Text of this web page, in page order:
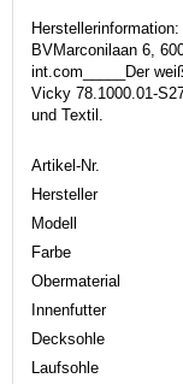
BVMarconilaan 6,
int.com_____Der
Vicky 78.1000.01-
und Textil.
Artikel-Nr.
Hersteller
Modell
Farbe
Obermaterial
Innenfutter
Decksohle
Laufsohle